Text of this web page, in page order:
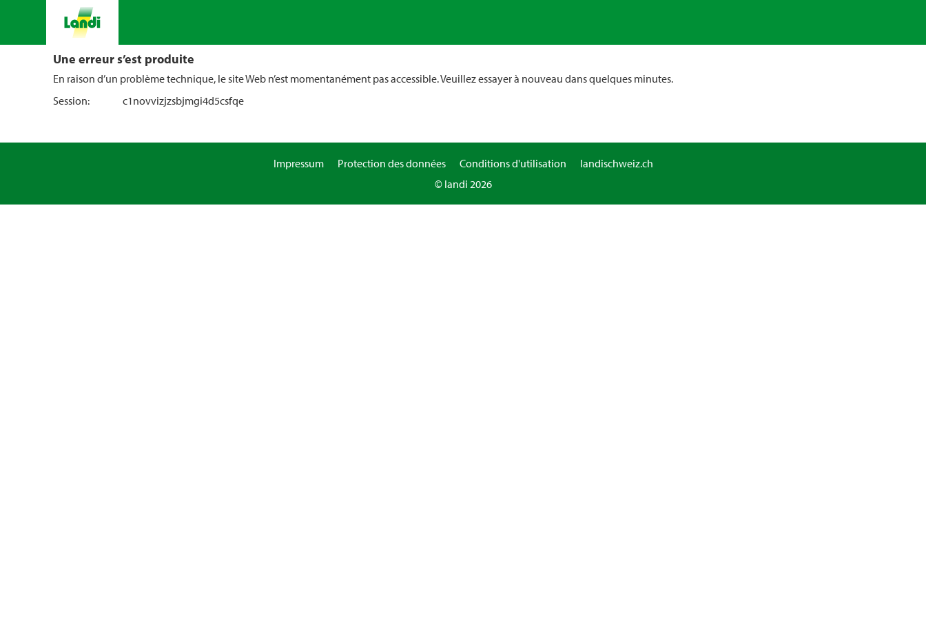
Une erreur s’est produite
En raison d’un problème technique, le site Web n’est momentanément pas accessible. Veuillez essayer à nouveau dans quelques minutes.
Session:
c1novvizjzsbjmgi4d5csfqe
Impressum Protection des données Conditions d'utilisation
landischweiz.ch
© landi 2026